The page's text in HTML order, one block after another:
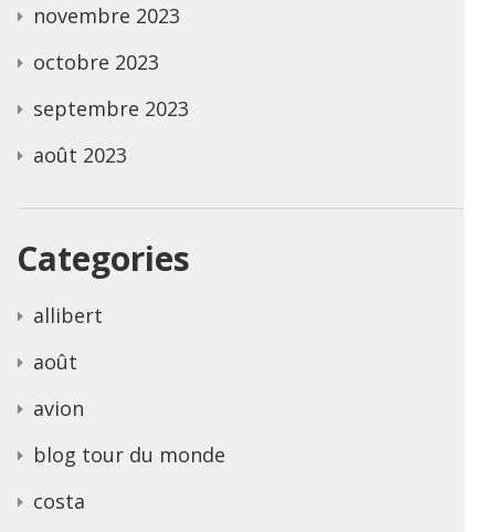
novembre 2023
octobre 2023
septembre 2023
août 2023
Categories
allibert
août
avion
blog tour du monde
costa